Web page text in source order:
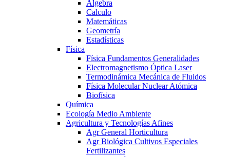
Algebra
Calculo
Matemáticas
Geometría
Estadísticas
Física
Física Fundamentos Generalidades
Electromagnetismo Óptica Laser
Termodinámica Mecánica de Fluidos
Física Molecular Nuclear Atómica
Biofísica
Química
Ecología Medio Ambiente
Agricultura y Tecnologías Afines
Agr General Horticultura
Agr Biológica Cultivos Especiales
Fertilizantes